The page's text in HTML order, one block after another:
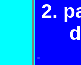
2.
de
.